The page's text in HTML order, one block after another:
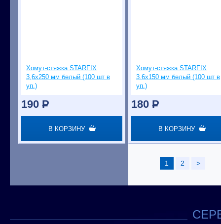
Хомут-стяжка STARFIX
3,6х250 мм белый (100 шт в
уп.)
190 P
В КОРЗИНУ
Хомут-стяжка STARFIX
3.6х150 мм белый (100 шт в
уп.)
180 P
В КОРЗИНУ
1 2 >